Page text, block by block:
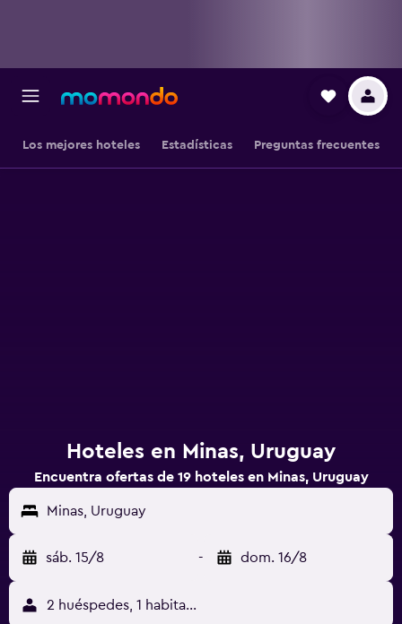
Los mejores hoteles Estadísticas Preguntas frecuentes
Hoteles en Minas, Uruguay
Encuentra ofertas de 19 hoteles en Minas, Uruguay
Minas, Uruguay
sáb. 15/8 - dom. 16/8
2 huéspedes, 1 habitación